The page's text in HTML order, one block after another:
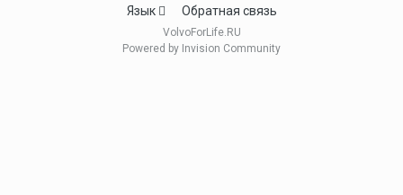
Язык Обратная связь
VolvoForLife.RU
Powered by Invision Community